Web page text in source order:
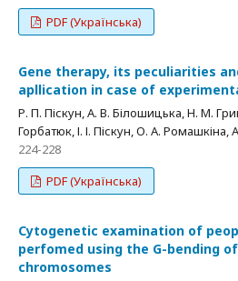
PDF (Українська)
Gene therapy, its peculiarities
apllication in case of
Р. П. Піскун, А. В. Білошицька, Н. М.
Горбатюк, І. І. Піскун, О. А. Ромашкіна,
224-228
PDF (Українська)
Сytogenetic examination of
perfomed using the G-bending
chromosomes